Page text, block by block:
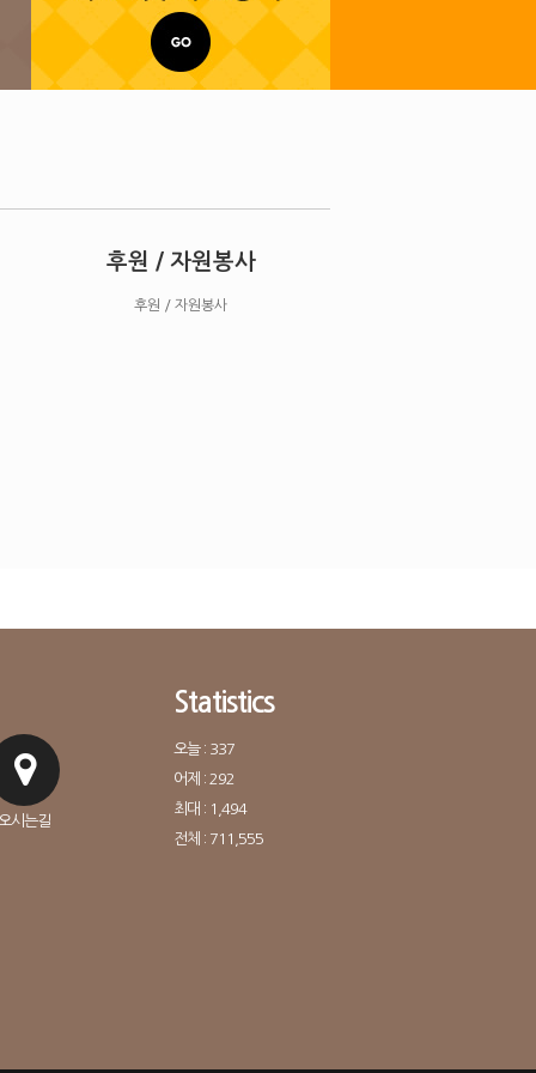
후원 / 자원봉사
후원 / 자원봉사
시는길
Statistics
오늘 : 337
어제 : 292
최대 : 1,494
전체 : 711,555